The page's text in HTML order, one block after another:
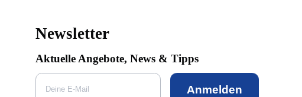
Newsletter
Aktuelle Angebote, News & Tipps
Anmelden